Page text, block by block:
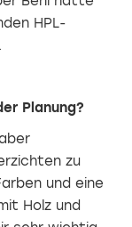
HPL-
Planung?
zu
und eine
Holz und